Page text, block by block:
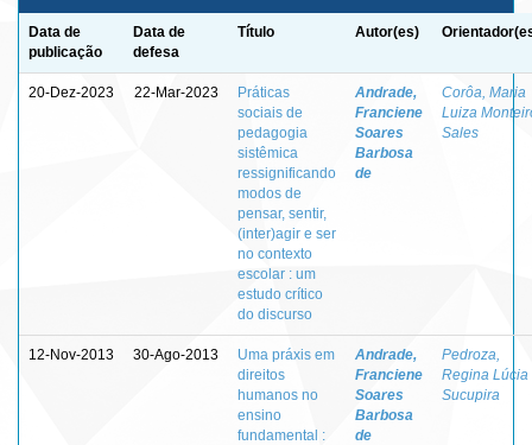
Data de
publicação
Data de
defesa
Título Autor(es)
20-Dez-2023 22-Mar-2023
Práticas
sociais de
pedagogia
sistêmica
ressignificando
modos de
pensar, sentir,
(inter)agir e ser
no contexto
escolar : um
estudo crítico
do discurso
Andrade,
Franciene
Soares
Barbosa
de
Corôa, Maria
Luiza
Sales
12-Nov-2013 30-Ago-2013
Uma práxis em
direitos
humanos no
ensino
fundamental :
Andrade,
Franciene
Soares
Barbosa
de
Pedroza,
Regina Lúcia
Sucupira